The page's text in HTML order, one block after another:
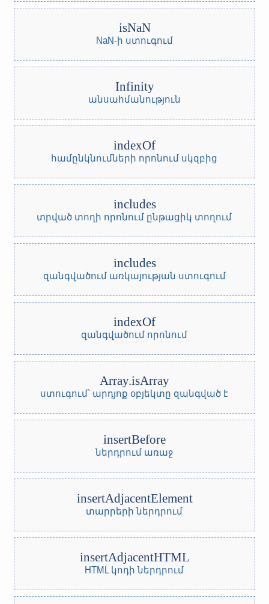
isNaN
NaN-ի ստուգում
Infinity
անսահմանություն
indexOf
համընկնումների որոնում սկզբից
includes
տրված տողի որոնում ընթացիկ տողում
includes
զանգվածում առկայության ստուգում
indexOf
զանգվածում որոնում
Array.isArray
ստուգում՝ արդյոք օբյեկտը զանգված է
insertBefore
ներդրում առաջ
insertAdjacentElement
տարրերի ներդրում
insertAdjacentHTML
HTML կոդի ներդրում